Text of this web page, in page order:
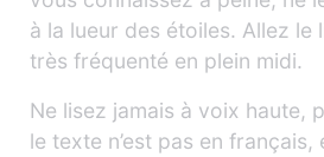
à la lueur des étoiles. Allez le
très fréquenté en plein midi.
Ne lisez jamais à voix haute,
le texte n’est pas en français,